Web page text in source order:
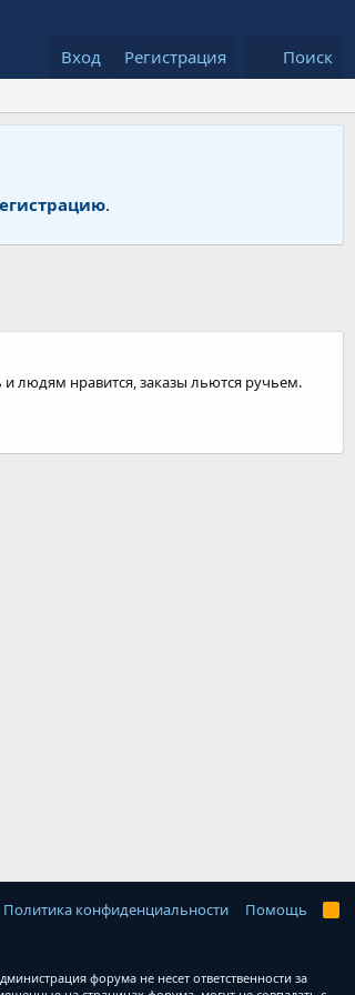
Вход Регистрация Поиск
.
людям нравится, заказы льются ручьем.
Политика конфиденциальности Помощь
R
форума не несет ответственности за